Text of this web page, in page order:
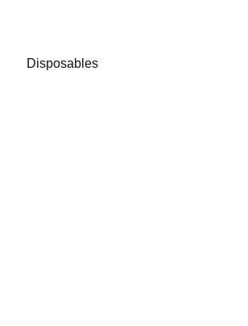
Disposables